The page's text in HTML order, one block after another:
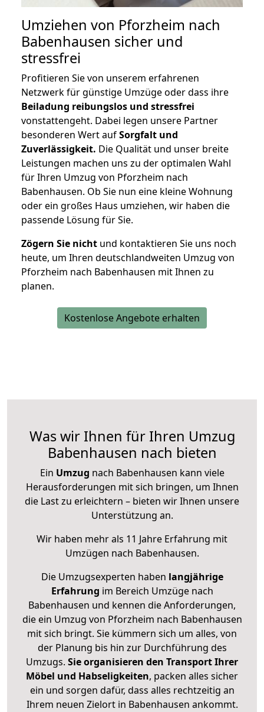
Umziehen von Pforzheim nach
Babenhausen sicher und
stressfrei
Profitieren Sie von unserem erfahrenen
Netzwerk für günstige Umzüge oder dass ihre
Beiladung reibungslos und stressfrei
vonstattengeht. Dabei legen unsere Partner
besonderen Wert aufSorgfalt und
Zuverlässigkeit. Die Qualität und unser breite
Leistungen machen uns zu der optimalen Wahl
für Ihren Umzug von Pforzheim nach
Babenhausen. Ob Sie nun eine kleine Wohnung
oder ein großes Haus umziehen, wir haben die
passende Lösung für Sie.
Zögern Sie nicht und kontaktieren Sie uns noch
heute, um Ihren deutschlandweiten Umzug von
Pforzheim nach Babenhausen mit Ihnen zu
planen.
Kostenlose Angebote erhalten
Was wir Ihnen für Ihren Umzug
Babenhausen nach bieten
Ein Umzug nach Babenhausen kann viele
Herausforderungen mit sich bringen, um Ihnen
die Last zu erleichtern – bieten wir Ihnen unsere
Unterstützung an.
Wir haben mehr als 11 Jahre Erfahrung mit
Umzügen nach Babenhausen.
Die Umzugsexperten haben langjährige
Erfahrung im Bereich Umzüge nach
Babenhausen und kennen die Anforderungen,
die ein Umzug von Pforzheim nach Babenhausen
mit sich bringt. Sie kümmern sich um alles, von
der Planung bis hin zur Durchführung des
Umzugs. Sie organisieren den Transport Ihrer
Möbel und Habseligkeiten, packen alles sicher
ein und sorgen dafür, dass alles rechtzeitig an
Ihrem neuen Zielort in Babenhausen ankommt.